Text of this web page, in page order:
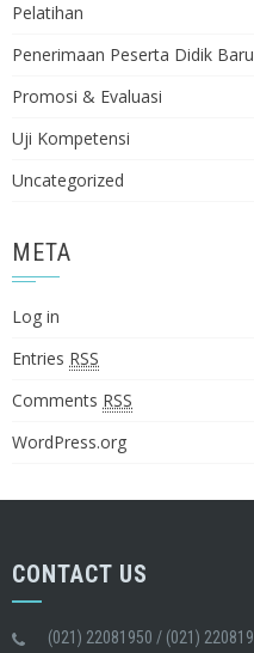
Pelatihan
Penerimaan Peserta Didik Baru
Promosi & Evaluasi
Uji Kompetensi
Uncategorized
META
Log in
Entries RSS
Comments RSS
WordPress.org
CONTACT US
(021) 22081950 / (021)